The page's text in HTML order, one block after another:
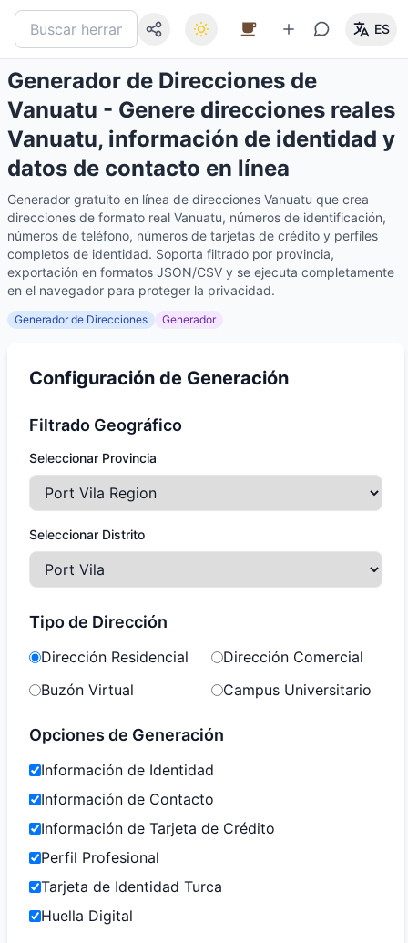
ES
Generador de Direcciones de
Vanuatu - Genere direcciones reales
Vanuatu, información de identidad y
datos de contacto en línea
Generador gratuito en línea de direcciones Vanuatu que crea
direcciones de formato real Vanuatu, números de identificación,
números de teléfono, números de tarjetas de crédito y perfiles
completos de identidad. Soporta filtrado por provincia,
exportación en formatos JSON/CSV y se ejecuta completamente
en el navegador para proteger la privacidad.
Generador de Direcciones Generador
Configuración de Generación
Filtrado Geográfico
Seleccionar Provincia
Seleccionar Distrito
Tipo de Dirección
Dirección Residencial
Dirección Comercial
Buzón Virtual
Campus Universitario
Opciones de Generación
Información de Identidad
Información de Contacto
Información de Tarjeta de Crédito
Perfil Profesional
Tarjeta de Identidad Turca
Huella Digital